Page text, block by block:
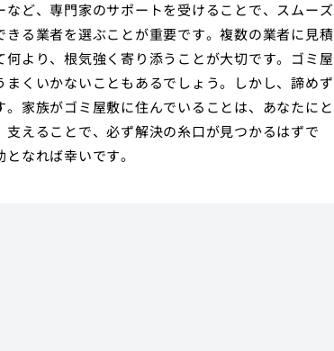
ど、専門家のサポートを受けることで、スムーズ
る業者を選ぶことが重要です。複数の業者に見積
より、根気強く寄り添うことが大切です。ゴミ屋
くいかないこともあるでしょう。しかし、諦めず
家族がゴミ屋敷に住んでいることは、あなたにと
えることで、必ず解決の糸口が見つかるはずで
なれば幸いです。